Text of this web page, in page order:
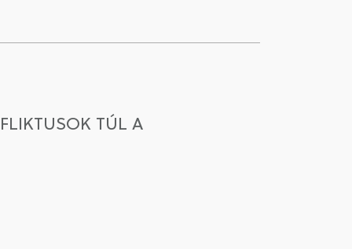
TÚL A